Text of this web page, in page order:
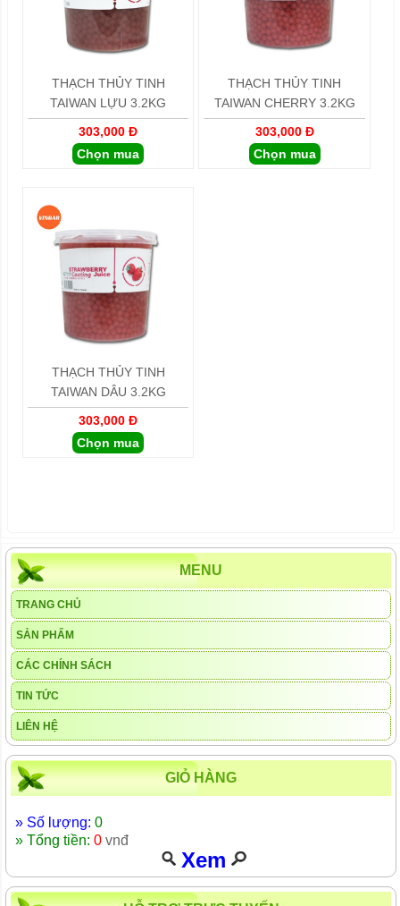
THẠCH THỦY TINH
TAIWAN LỰU 3.2KG
303,000 Đ
Chọn mua
THẠCH THỦY TINH
TAIWAN CHERRY 3.2KG
303,000 Đ
Chọn mua
THẠCH THỦY TINH
TAIWAN DÂU 3.2KG
303,000 Đ
Chọn mua
MENU
TRANG CHỦ
SẢN PHẨM
CÁC CHÍNH SÁCH
TIN TỨC
LIÊN HỆ
GIỎ HÀNG
» Số lượng: 0
» Tổng tiền: 0 vnđ
Xem